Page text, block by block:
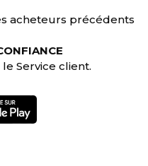
acheteurs précédents
Service client.